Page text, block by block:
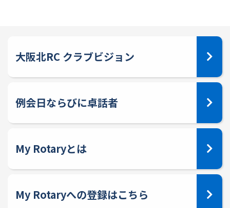
大阪北RC クラブビジョン
例会日ならびに卓話者
My Rotaryとは
My Rotaryへの登録はこちら